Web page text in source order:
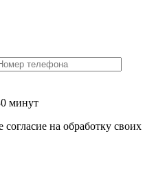
минут
на обработку своих